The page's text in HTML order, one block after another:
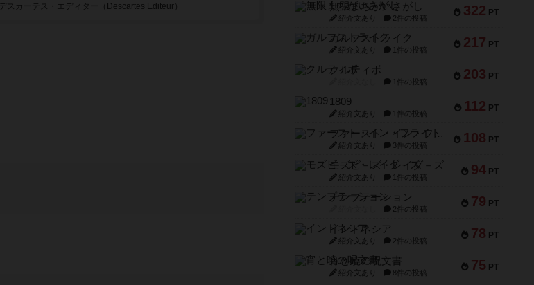
デスカーテス・エディター（Descartes Editeur） 322 PT
無限まちがいさがし
紹介文あり 2件の投稿
217 PT
ガルフストライク
紹介文あり 1件の投稿
203 PT
クルティボ
1件の投稿
112 PT
1809
紹介文あり 1件の投稿
108 PT
ファースト・イン・フライト
紹介文あり 3件の投稿
94 PT
モズビ－ズ・レイダ－ズ
紹介文あり 1件の投稿
79 PT
テンプテーション
2件の投稿
78 PT
インドネシア
紹介文あり 2件の投稿
75 PT
宵と暁の呪文書
紹介文あり 8件の投稿